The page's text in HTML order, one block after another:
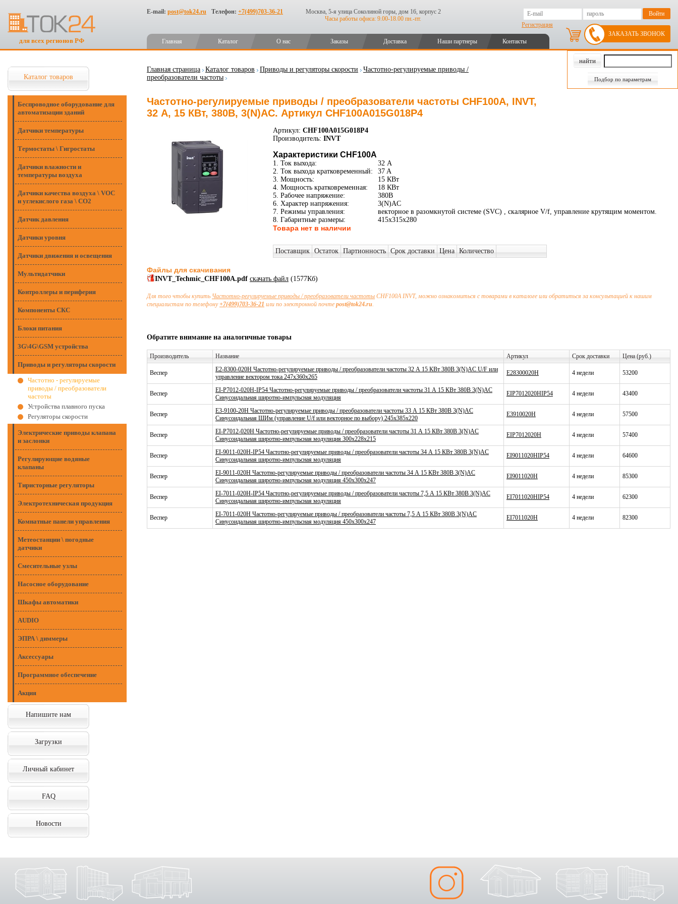
для всех регионов РФ
E-mail: post@tok24.ru Телефон: +7(499)703-36-21
Москва, 5-я улица Соколиной горы, дом 16, корпус 2
Часы работы офиса: 9.00-18.00 пн.-пт.
Регистрация
Главная Каталог О нас Заказы Доставка Наши партнеры Контакты
ЗАКАЗАТЬ ЗВОНОК
Подбор по параметрам
Каталог товаров
Беспроводное оборудование для
автоматизации зданий
Датчики температуры
Термостаты \ Гигростаты
Датчики влажности и
температуры воздуха
Датчики качества воздуха \ VOC
и углекислого газа \ CO2
Датчик давления
Датчики уровня
Датчики движения и освещения
Мультидатчики
Контроллеры и периферия
Компоненты СКС
Блоки питания
3G\4G\GSM устройства
Приводы и регуляторы скорости
Частотно - регулируемые
приводы / преобразователи
частоты
Устройства плавного пуска
Регуляторы скорости
Электрические приводы клапана
и заслонки
Регулирующие водяные
клапаны
Тиристорные регуляторы
Электротехническая продукция
Комнатные панели управления
Метеостанции \ погодные
датчики
Смесительные узлы
Насосное оборудование
Шкафы автоматики
AUDIO
ЭПРА \ диммеры
Аксессуары
Программное обеспечение
Акция
Напишите нам
Загрузки
Личный кабинет
FAQ
Новости
Главная страница Каталог товаров Приводы и регуляторы скорости
Частотно-регулируемые приводы /
преобразователи частоты
Частотно-регулируемые приводы / преобразователи частоты CHF100A, INVT,
32 А, 15 КВт, 380В, 3(N)AC. Артикул CHF100A015G018P4
Артикул: CHF100A015G018P4
Производитель: INVT
Характеристики CHF100A
1. Ток выхода:
32 А
2. Ток выхода кратковременный:
37 A
3. Мощность:
15 КВт
4. Мощность кратковременная:
18 КВт
5. Рабочее напряжение:
380В
6. Характер напряжения:
3(N)AC
7. Режимы управления:
векторное в разомкнутой системе (SVC) , скалярное V/f, управление крутящим моментом.
8. Габаритные размеры:
415x315x280
Товара нет в наличии
Поставщик Остаток Партионность Срок доставки Цена Количество
Файлы для скачивания
INVT_Techmic_CHF100A.pdf скачать файл(1577Кб)
Для того чтобы купить Частотно-регулируемые приводы / преобразователи частотыCHF100A INVT, можно ознакомиться с товарами в каталоге или обратиться за консультацией к нашим
специалистам по телефону+7(499)703-36-21 или по электронной почте post@tok24.ru.
Обратите внимание на аналогичные товары
Производитель Название Артикул Срок доставки Цена (руб.)
Веспер
E2-8300-020H Частотно-регулируемые приводы / преобразователи частоты 32 А 15 КВт 380В 3(N)AC U/F или
управление вектором тока 247x360x265
E28300020H 4 недели 53200
Веспер
EI-P7012-020H-IP54 Частотно-регулируемые приводы / преобразователи частоты 31 А 15 КВт 380В 3(N)AC
Синусоидальная широтно-импульсная модуляция
EIP7012020HIP54 4 недели 43400
Веспер
E3-9100-20H Частотно-регулируемые приводы / преобразователи частоты 33 А 15 КВт 380В 3(N)AC
Синусоидальная ШИм (управление U/f или векторное по выбору) 245x385x220
E3910020H 4 недели 57500
Веспер
EI-P7012-020H Частотно-регулируемые приводы / преобразователи частоты 31 А 15 КВт 380В 3(N)AC
Синусоидальная широтно-импульсная модуляция 300x228x215
EIP7012020H 4 недели 57400
Веспер
EI-9011-020H-IP54 Частотно-регулируемые приводы / преобразователи частоты 34 А 15 КВт 380В 3(N)AC
Синусоидальная широтно-импульсная модуляция
EI9011020HIP54 4 недели 64600
Веспер
EI-9011-020H Частотно-регулируемые приводы / преобразователи частоты 34 А 15 КВт 380В 3(N)AC
Синусоидальная широтно-импульсная модуляция 450x300x247
EI9011020H 4 недели 85300
Веспер
EI-7011-020H-IP54 Частотно-регулируемые приводы / преобразователи частоты 7,5 А 15 КВт 380В 3(N)AC
Синусоидальная широтно-импульсная модуляция
EI7011020HIP54 4 недели 62300
Веспер
EI-7011-020H Частотно-регулируемые приводы / преобразователи частоты 7,5 А 15 КВт 380В 3(N)AC
Синусоидальная широтно-импульсная модуляция 450x300x247
EI7011020H 4 недели 82300